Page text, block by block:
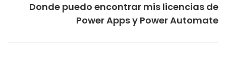
Donde puedo encontrar mis licencias de
Power Apps y Power Automate